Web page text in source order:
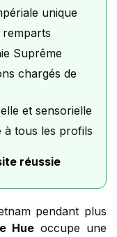
unique
remparts
Suprême
chargés de
et sensorielle
à tous les profils
réussie
pendant plus
Hue occupe une